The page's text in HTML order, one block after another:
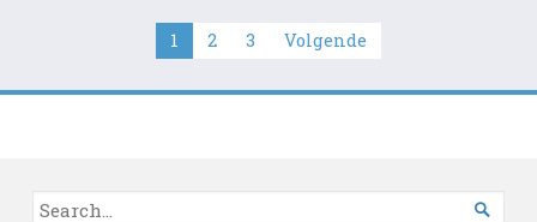
Berichten
paginering
1 2 3 Volgende
